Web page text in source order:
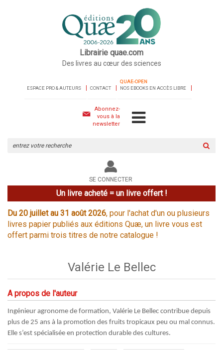
Librairie quae.com
Des livres au cœur des sciences
ESPACE PRO & AUTEURS CONTACT
QUAE-OPEN
NOS EBOOKS EN ACCÈS LIBRE
Abonnez-
vous à la
newsletter
le
site
SE CONNECTER
Un livre acheté = un livre offert !
Du 20 juillet au 31 août 2026, pour l'achat d'un ou plusieurs
livres papier publiés aux éditions Quæ, un livre vous est
offert parmi trois titres de notre catalogue !
Valérie Le Bellec
A propos de l'auteur
Ingénieur agronome de formation, Valérie Le Bellec contribue depuis
plus de 25 ans à la promotion des fruits tropicaux peu ou mal connus.
Elle s’est spécialisée en protection durable des cultures.